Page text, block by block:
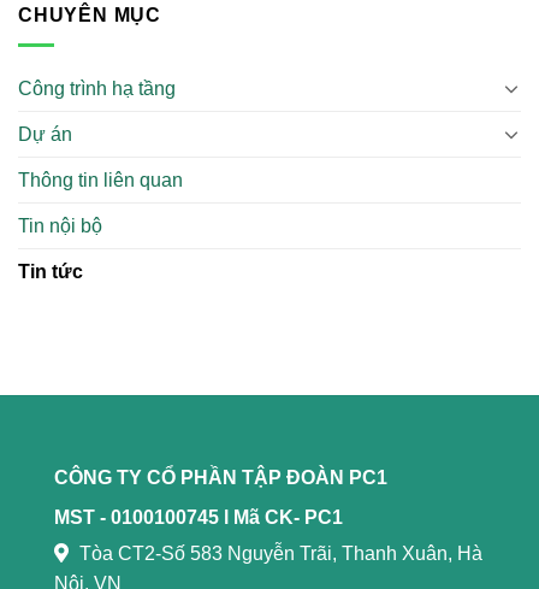
CHUYÊN MỤC
Công trình hạ tầng
Dự án
Thông tin liên quan
Tin nội bộ
Tin tức
CÔNG TY CỔ PHẦN TẬP ĐOÀN PC1
MST - 0100100745 l
Mã CK- PC1
Tòa CT2-Số 583 Nguyễn Trãi, Thanh Xuân, Hà
Nội, VN